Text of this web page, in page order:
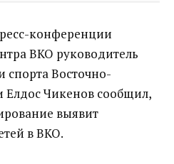
конференции
ВКО руководитель
спорта Восточно-
Елдос Чикенов сообщил,
выявит
в ВКО.